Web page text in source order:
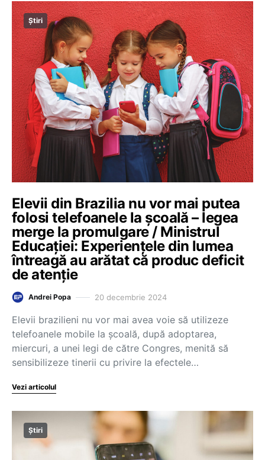
Știri
Elevii din Brazilia nu vor mai putea
folosi telefoanele la școală – legea
merge la promulgare / Ministrul
Educației: Experienţele din lumea
întreagă au arătat că produc deficit
de atenție
Andrei Popa 20 decembrie 2024
Elevii brazilieni nu vor mai avea voie să utilizeze
telefoanele mobile la şcoală, după adoptarea,
miercuri, a unei legi de către Congres, menită să
sensibilizeze tinerii cu privire la efectele…
Vezi articolul
Știri